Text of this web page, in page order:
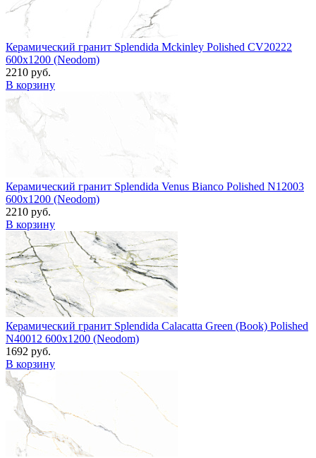
Керамический гранит Splendida Mckinley Polished CV20222
600x1200 (Neodom)
2210 руб.
В корзину
Керамический гранит Splendida Venus Bianco Polished N12003
600x1200 (Neodom)
2210 руб.
В корзину
Керамический гранит Splendida Calacatta Green (Book) Polished
N40012 600x1200 (Neodom)
1692 руб.
В корзину